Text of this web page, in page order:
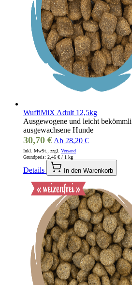
WuffiMiX Adult 12,5kg
Ausgewogene und leicht
ausgewachsene Hunde
30,70 € Ab 28,20 €
Inkl. MwSt., zzgl. Versand
Grundpreis: 2,46 € / 1 kg
Details In den Warenkorb